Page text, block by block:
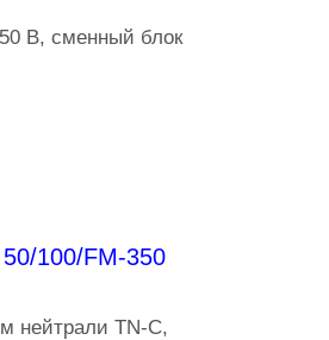
В, сменный блок
100/FM-350
нейтрали TN-C,